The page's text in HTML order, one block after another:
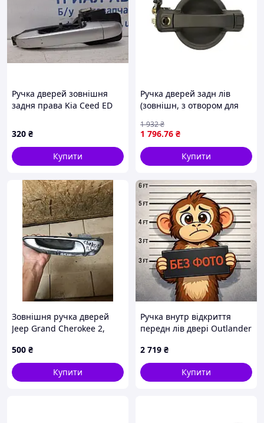
Ручка дверей зовнішня
задня права Kia Ceed ED
320 ₴
Купити
Ручка дверей задн лів
(зовнішн, з отвором для
03.01-01.10 BLIC 6010-07-
029417P
1 796.76 ₴
1 932₴
Купити
Зовнішня ручка дверей
Jeep Grand Cherokee 2,
5GG27TRMAA
500 ₴
Купити
Ручка внутр відкриття
передн лів двері Outlander
(5716A479XB) MITSUBISHI
2 719 ₴
Купити